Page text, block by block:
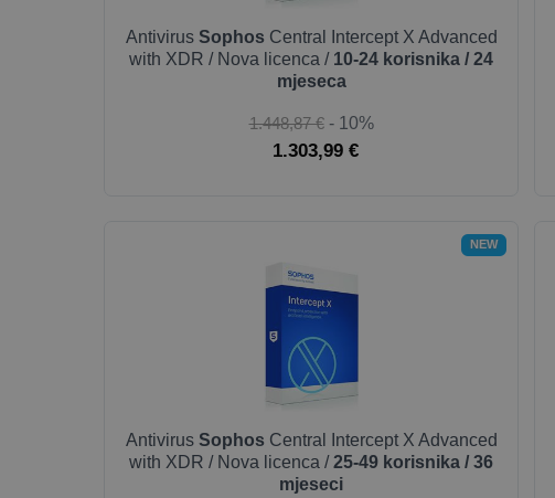
Antivirus Sophos Central Intercept X Advanced
with XDR / Nova licenca / 10-24 korisnika / 24
mjeseca
1.448,87 € - 10%
1.303,99 €
NEW
Antivirus Sophos Central Intercept X Advanced
with XDR / Nova licenca /25-49 korisnika / 36
mjeseci